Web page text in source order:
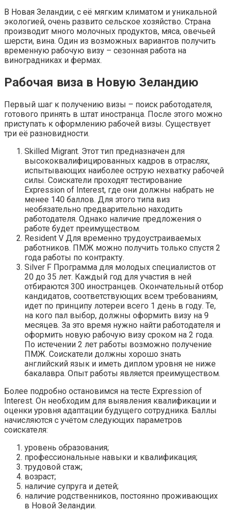
В Новая Зеландии, с её мягким климатом и уникальной
экологией, очень развито сельское хозяйство. Страна
производит много молочных продуктов, мяса, овечьей
шерсти, вина. Один из возможных вариантов получить
временную рабочую визу – сезонная работа на
виноградниках и фермах.
Рабочая виза в Новую Зеландию
Первый шаг к получению визы – поиск работодателя,
готового принять в штат иностранца. После этого можно
приступать к оформлению рабочей визы. Существует
три её разновидности.
Skilled Migrant. Этот тип предназначен для
высококвалифицированных кадров в отраслях,
испытывающих наиболее острую нехватку рабочей
силы. Соискатели проходят тестирование
Expression of Interest, где они должны набрать не
менее 140 баллов. Для этого типа виз
необязательно предварительно находить
работодателя. Однако наличие предложения о
работе будет преимуществом.
Resident V Для временно трудоустраиваемых
работников. ПМЖ можно получить только спустя 2
года работы по контракту.
Silver F Программа для молодых специалистов от
20 до 35 лет. Каждый год для участия в ней
отбираются 300 иностранцев. Окончательный отбор
кандидатов, соответствующих всем требованиям,
идет по принципу лотереи всего 1 день в году. Те,
на кого пал выбор, должны оформить визу на 9
месяцев. За это время нужно найти работодателя и
оформить новую рабочую визу сроком на 2 года.
По истечении 2 лет работы возможно получение
ПМЖ. Соискатели должны хорошо знать
английский язык и иметь диплом уровня не ниже
бакалавра. Опыт работы является преимуществом.
Более подробно остановимся на тесте Expression of
Interest. Он необходим для выявления квалификации и
оценки уровня адаптации будущего сотрудника. Баллы
начисляются с учётом следующих параметров
соискателя:
уровень образования;
профессиональные навыки и квалификация;
трудовой стаж;
возраст;
наличие супруга и детей;
наличие родственников, постоянно проживающих
в Новой Зеландии.